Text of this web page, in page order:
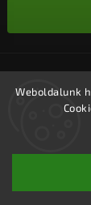
Weboldalunk